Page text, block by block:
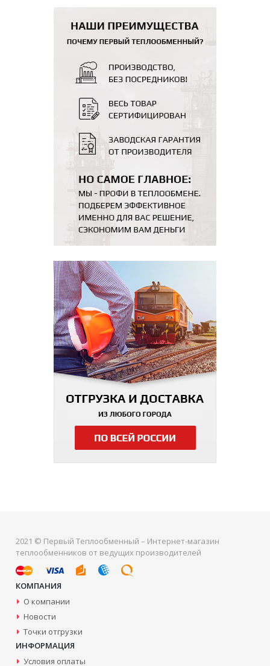
2021 © Первый Теплообменный – Интернет-магазин
теплообменников от ведущих производителей
КОМПАНИЯ
О компании
Новости
Точки отгрузки
ИНФОРМАЦИЯ
Условия оплаты